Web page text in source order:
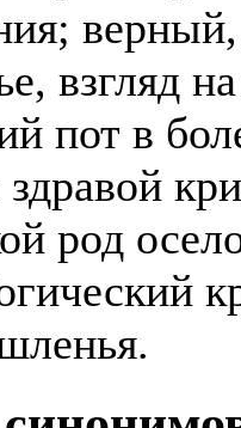
взгляд
пот в
здравой
род